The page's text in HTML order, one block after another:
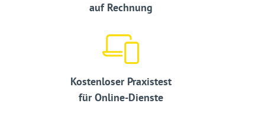
auf Rechnung
Kostenloser Praxistest
für Online-Dienste